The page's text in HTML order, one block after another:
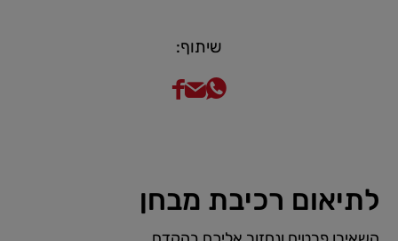
שיתוף:
לתיאום רכיבת מבחן